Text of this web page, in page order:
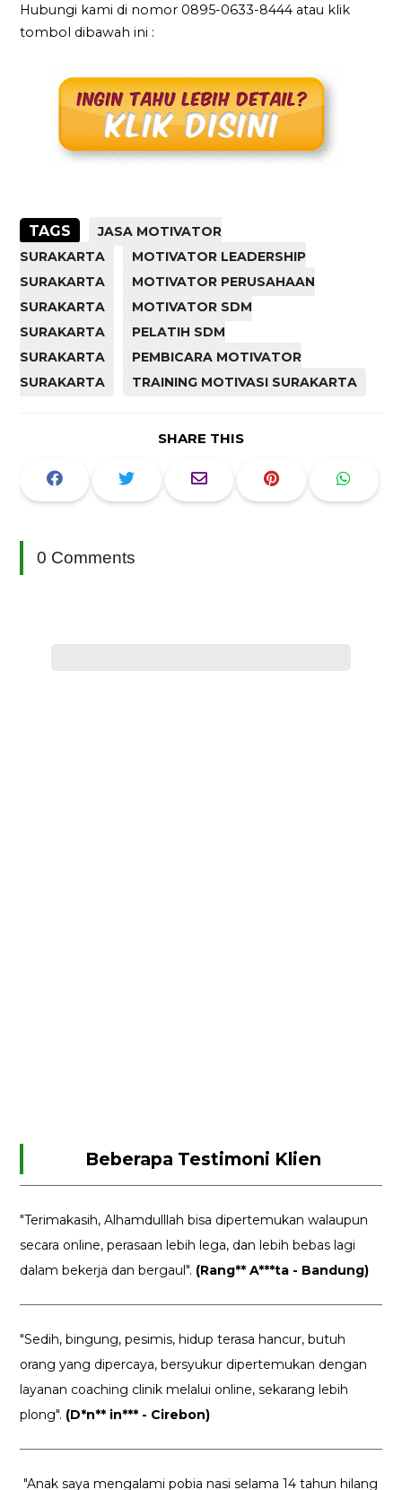
Hubungi kami di nomor 0895-0633-8444 atau klik
tombol dibawah ini :
TAGS
JASA MOTIVATOR
SURAKARTA
MOTIVATOR LEADERSHIP
SURAKARTA
MOTIVATOR PERUSAHAAN
SURAKARTA
MOTIVATOR SDM
SURAKARTA
PELATIH SDM
SURAKARTA
PEMBICARA MOTIVATOR
SURAKARTA
TRAINING MOTIVASI SURAKARTA
SHARE THIS
0 Comments
Beberapa Testimoni Klien
"Terimakasih, Alhamdulllah bisa dipertemukan walaupun
secara online, perasaan lebih lega, dan lebih bebas lagi
dalam bekerja dan bergaul". (Rang** A***ta - Bandung)
"Sedih, bingung, pesimis, hidup terasa hancur, butuh
orang yang dipercaya, bersyukur dipertemukan dengan
layanan coaching clinik melalui online, sekarang lebih
plong". (D*n** in*** - Cirebon)
"Anak saya mengalami pobia nasi selama 14 tahun hilang